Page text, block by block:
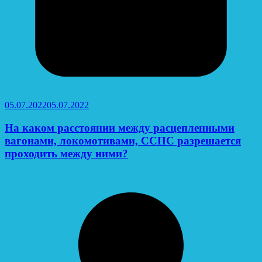
05.07.202205.07.2022
На каком расстоянии между расцепленными
вагонами, локомотивами, ССПС разрешается
проходить между ними?